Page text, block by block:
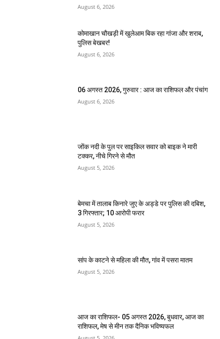
August 6, 2026
कोमाखान चौखड़ी में खुलेआम बिक रहा गांजा और शराब,
पुलिस बेखबर!
August 6, 2026
06 अगस्त 2026, गुरुवार : आज का राशिफल और पंचांग
August 6, 2026
जोंक नदी के पुल पर साइकिल सवार को बाइक ने मारी
टक्कर, नीचे गिरने से मौत
August 5, 2026
बेमचा में तालाब किनारे जुए के अड्डे पर पुलिस की दबिश,
3 गिरफ्तार; 10 आरोपी फरार
August 5, 2026
सांप के काटने से महिला की मौत, गांव में पसरा मातम
August 5, 2026
आज का राशिफल- 05 अगस्त 2026, बुधवार, आज का
राशिफल, मेष से मीन तक दैनिक भविष्यफल